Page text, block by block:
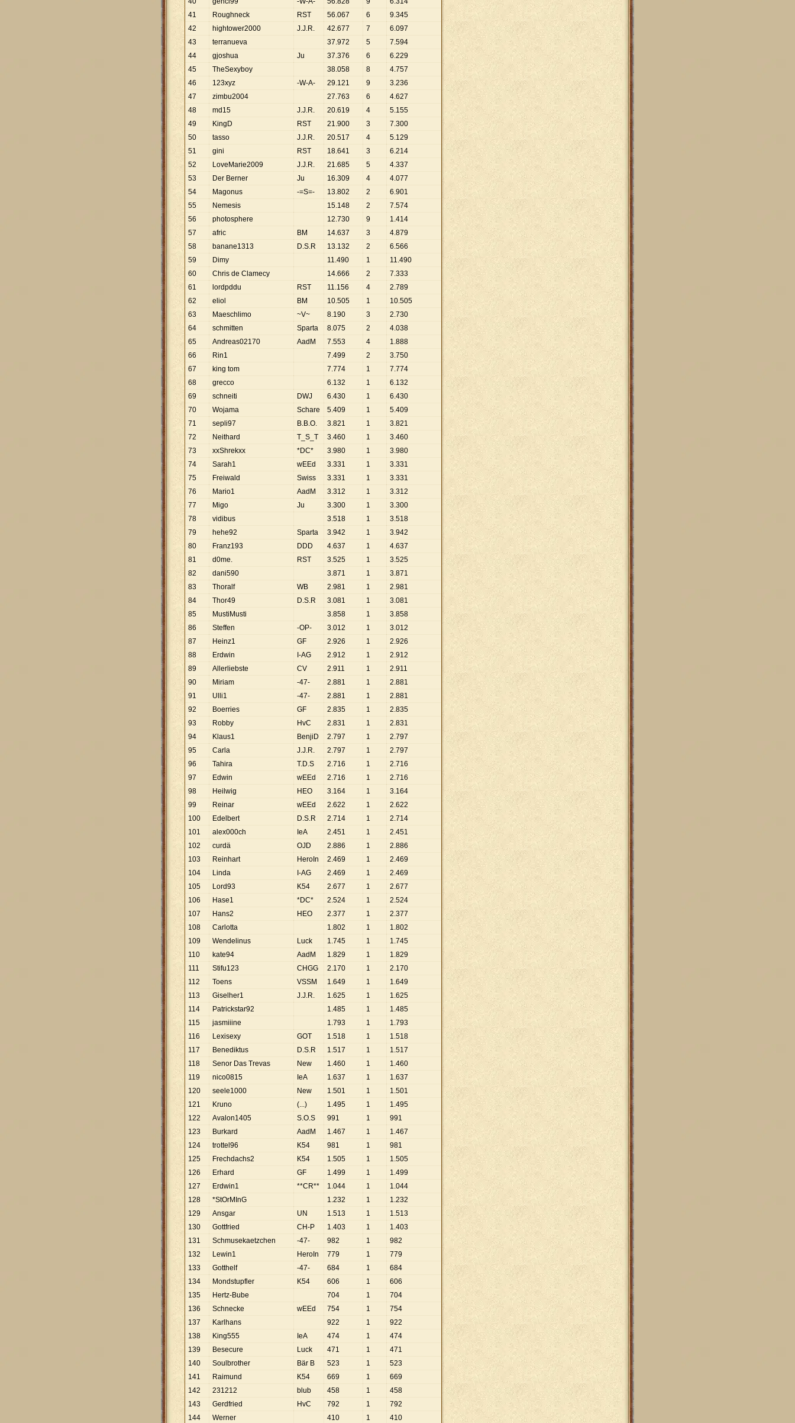
41
Roughneck RST 56.067 6 9.345
42
hightower2000 J.J.R. 42.677 7 6.097
43
terranueva 37.972 5 7.594
44
gjoshua Ju 37.376 6 6.229
45
TheSexyboy 38.058 8 4.757
46
123xyz -W-A- 29.121 9 3.236
47
zimbu2004 27.763 6 4.627
48
md15 J.J.R. 20.619 4 5.155
49
KingD RST 21.900 3 7.300
50
tasso J.J.R. 20.517 4 5.129
51
gini RST 18.641 3 6.214
52
LoveMarie2009 J.J.R. 21.685 5 4.337
53
Der Berner Ju 16.309 4 4.077
54
Magonus -=S=- 13.802 2 6.901
55
Nemesis 15.148 2 7.574
56
photosphere 12.730 9 1.414
57
afric BM 14.637 3 4.879
58
banane1313 D.S.R 13.132 2 6.566
59
Dimy 11.490 1 11.490
60
Chris de Clamecy 14.666 2 7.333
61
lordpddu RST 11.156 4 2.789
62
eliol BM 10.505 1 10.505
63
Maeschlimo ~V~ 8.190 3 2.730
64
schmitten Sparta 8.075 2 4.038
65
Andreas02170 AadM 7.553 4 1.888
66
Rin1 7.499 2 3.750
67
king tom 7.774 1 7.774
68
grecco 6.132 1 6.132
69
schneiti DWJ 6.430 1 6.430
70
Wojama Schare 5.409 1 5.409
71
sepli97 B.B.O. 3.821 1 3.821
72
Neithard T_S_T 3.460 1 3.460
73
xxShrekxx *DC* 3.980 1 3.980
74
Sarah1 wEEd 3.331 1 3.331
75
Freiwald Swiss 3.331 1 3.331
76
Mario1 AadM 3.312 1 3.312
77
Migo Ju 3.300 1 3.300
78
vidibus 3.518 1 3.518
79
hehe92 Sparta 3.942 1 3.942
80
Franz193 DDD 4.637 1 4.637
81
d0me. RST 3.525 1 3.525
82
dani590 3.871 1 3.871
83
Thoralf WB 2.981 1 2.981
84
Thor49 D.S.R 3.081 1 3.081
85
MustiMusti 3.858 1 3.858
86
Steffen -OP- 3.012 1 3.012
87
Heinz1 GF 2.926 1 2.926
88
Erdwin I-AG 2.912 1 2.912
89
Allerliebste CV 2.911 1 2.911
90
Miriam -47- 2.881 1 2.881
91
Ulli1 -47- 2.881 1 2.881
92
Boerries GF 2.835 1 2.835
93
Robby HvC 2.831 1 2.831
94
Klaus1 BenjiD 2.797 1 2.797
95
Carla J.J.R. 2.797 1 2.797
96
Tahira T.D.S 2.716 1 2.716
97
Edwin wEEd 2.716 1 2.716
98
Heilwig HEO 3.164 1 3.164
99
Reinar wEEd 2.622 1 2.622
100
Edelbert D.S.R 2.714 1 2.714
101
alex000ch IeA 2.451 1 2.451
102
curdä OJD 2.886 1 2.886
103
Reinhart HeroIn 2.469 1 2.469
104
Linda I-AG 2.469 1 2.469
105
Lord93 K54 2.677 1 2.677
106
Hase1 *DC* 2.524 1 2.524
107
Hans2 HEO 2.377 1 2.377
108
Carlotta 1.802 1 1.802
109
Wendelinus Luck 1.745 1 1.745
110
kate94 AadM 1.829 1 1.829
111
Stifu123 CHGG 2.170 1 2.170
112
Toens VSSM 1.649 1 1.649
113
Giselher1 J.J.R. 1.625 1 1.625
114
Patrickstar92 1.485 1 1.485
115
jasmiiine 1.793 1 1.793
116
Lexisexy GOT 1.518 1 1.518
117
Benediktus D.S.R 1.517 1 1.517
118
Senor Das Trevas New 1.460 1 1.460
119
nico0815 IeA 1.637 1 1.637
120
seele1000 New 1.501 1 1.501
121
Kruno (...) 1.495 1 1.495
122
Avalon1405 S.O.S 991 1
991
123
Burkard AadM 1.467 1 1.467
124
trottel96 K54 981 1
981
125
Frechdachs2 K54 1.505 1 1.505
126
Erhard GF 1.499 1 1.499
127
Erdwin1 **CR** 1.044 1 1.044
128
*StOrMInG 1.232 1 1.232
129
Ansgar UN 1.513 1 1.513
130
Gottfried CH-P 1.403 1 1.403
131
Schmusekaetzchen -47- 982 1
982
132
Lewin1 HeroIn 779 1
779
133
Gotthelf -47- 684 1
684
134
Mondstupfler K54 606 1
606
135
Hertz-Bube 704 1
704
136
Schnecke wEEd 754 1
754
137
Karlhans 922 1
922
138
King555 IeA 474 1
474
139
Besecure Luck 471 1
471
140
Soulbrother Bär B 523 1
523
141
Raimund K54 669 1
669
142
231212 blub 458 1
458
143
Gerdfried HvC 792 1
792
144
Werner 410 1 410